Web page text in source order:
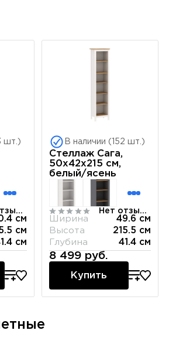
шт.)
Нет отзывов
см
см
см
В наличии (152 шт.)
Стеллаж Сага,
50х42х215 см,
белый/ясень
Нет отзывов
Ширина
49.6 см
Высота
215.5 см
Глубина
41.4 см
8 499 руб.
Купить